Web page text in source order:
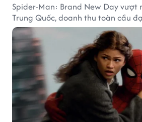
Spider-Man: Brand New Day vượt
Trung Quốc, doanh thu toàn cầu